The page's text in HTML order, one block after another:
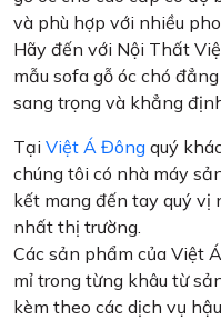
và phù hợp với nhiều
Hãy đến với Nội Thất
mẫu sofa gỗ óc chó
sang trọng và khẳng
Tại Việt Á Đông quý
chúng tôi có nhà máy
kết mang đến tay quý vị
nhất thị trường.
Các sản phẩm của Việt
mỉ trong từng khâu từ
kèm theo các dịch vụ